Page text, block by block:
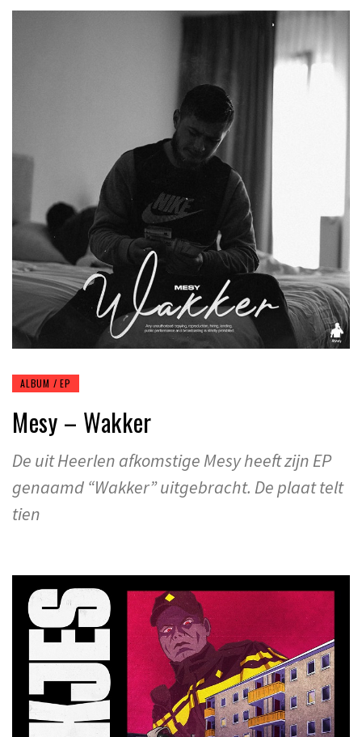
ALBUM / EP
Mesy – Wakker
De uit Heerlen afkomstige Mesy heeft zijn EP
genaamd “Wakker” uitgebracht. De plaat telt
tien